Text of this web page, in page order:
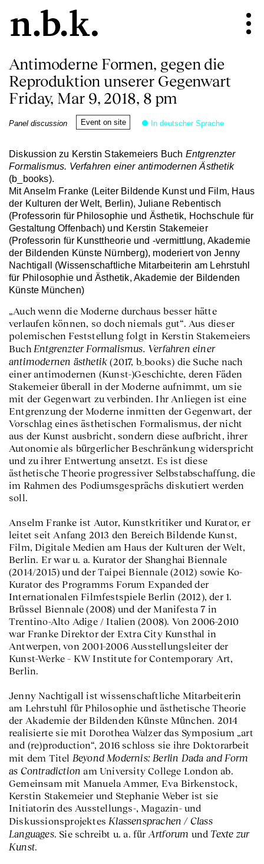
Antimoderne Formen, gegen die
Reproduktion unserer Gegenwart
Friday, Mar 9, 2018, 8 pm
Panel discussion Event on site In deutscher Sprache
Diskussion zu Kerstin Stakemeiers Buch Entgrenzter
Formalismus. Verfahren einer antimodernen Ästhetik
(b_books).
Mit Anselm Franke (Leiter Bildende Kunst und Film, Haus
der Kulturen der Welt, Berlin), Juliane Rebentisch
(Professorin für Philosophie und Ästhetik, Hochschule für
Gestaltung Offenbach) und Kerstin Stakemeier
(Professorin für Kunsttheorie und -vermittlung, Akademie
der Bildenden Künste Nürnberg), moderiert von Jenny
Nachtigall (Wissenschaftliche Mitarbeiterin am Lehrstuhl
für Philosophie und Ästhetik, Akademie der Bildenden
Künste München)
„Auch wenn die Moderne durchaus besser hätte
verlaufen können, so doch niemals gut“. Aus dieser
polemischen Feststellung folgt in Kerstin Stakemeiers
Buch Entgrenzter Formalismus. Verfahren einer
antimodernen ästhetik (2017, b_books) die Suche nach
einer antimodernen (Kunst-)Geschichte, deren Fäden
Stakemeier überall in der Moderne aufnimmt, um sie
mit der Gegenwart zu verbinden. Ihr Anliegen ist eine
Entgrenzung der Moderne inmitten der Gegenwart, der
Vorschlag eines ästhetischen Formalismus, der nicht
aus der Kunst ausbricht, sondern diese aufbricht, ihrer
Autonomie als bürgerlicher Beschränkung widerspricht
und zu ihrer Entwertung ansetzt. Es ist diese
ästhetische Theorie progressiver Selbstabschaffung, die
im Rahmen des Podiumsgesprächs diskutiert werden
soll.
Anselm Franke ist Autor, Kunstkritiker und Kurator, er
leitet seit Anfang 2013 den Bereich Bildende Kunst,
Film, Digitale Medien am Haus der Kulturen der Welt,
Berlin. Er war u. a. Kurator der Shanghai Biennale
(2014/2015) und der Taipei Biennale (2012) sowie Ko-
Kurator des Programms Forum Expanded der
Internationalen Filmfestspiele Berlin (2012), der 1.
Brüssel Biennale (2008) und der Manifesta 7 in
Trentino-Alto Adige / Italien (2008). Von 2006–2010
war Franke Direktor der Extra City Kunsthal in
Antwerpen, von 2001–2006 Ausstellungsleiter der
Kunst-Werke – KW Institute for Contemporary Art,
Berlin.
Jenny Nachtigall ist wissenschaftliche Mitarbeiterin
am Lehrstuhl für Philosophie und ästhetische Theorie
der Akademie der Bildenden Künste München. 2014
realisierte sie mit Dorothea Walzer das Symposium „art
and (re)production“, 2016 schloss sie ihre Doktorarbeit
mit dem Titel Beyond Modernis: Berlin Dada and Form
as Contradiction am University College London ab.
Gemeinsam mit Manuela Ammer, Eva Birkenstock,
Kerstin Stakemeier und Stephanie Weber ist sie
Initiatorin des Ausstellungs-, Magazin- und
Diskussionsprojektes Klassensprachen / Class
Languages. Sie schreibt u. a. für Artforum und Texte zur
Kunst.